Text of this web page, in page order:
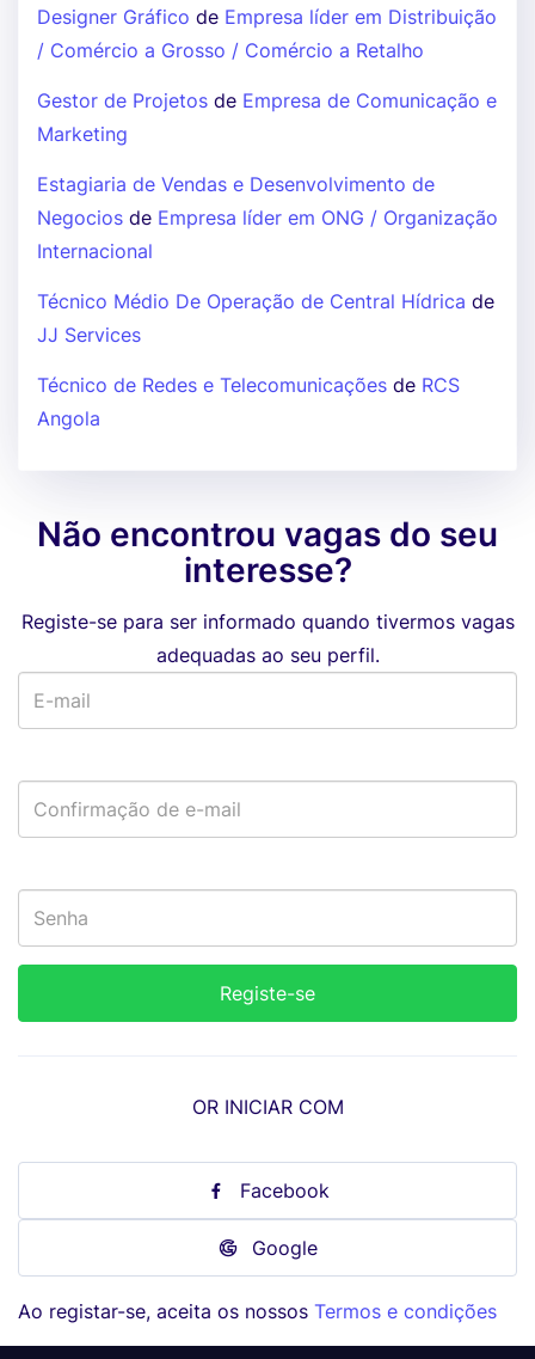
Designer Gráfico de Empresa líder em Distribuição
/ Comércio a Grosso / Comércio a Retalho
Gestor de Projetos de Empresa de Comunicação e
Marketing
Estagiaria de Vendas e Desenvolvimento de
Negocios de Empresa líder em ONG / Organização
Internacional
Técnico Médio De Operação de Central Hídrica de
JJ Services
Técnico de Redes e Telecomunicações de RCS
Angola
Não encontrou vagas do seu
interesse?
Registe-se para ser informado quando tivermos vagas
adequadas ao seu perfil.
OR INICIAR COM
Facebook
Google
Ao registar-se, aceita os nossos Termos e condições